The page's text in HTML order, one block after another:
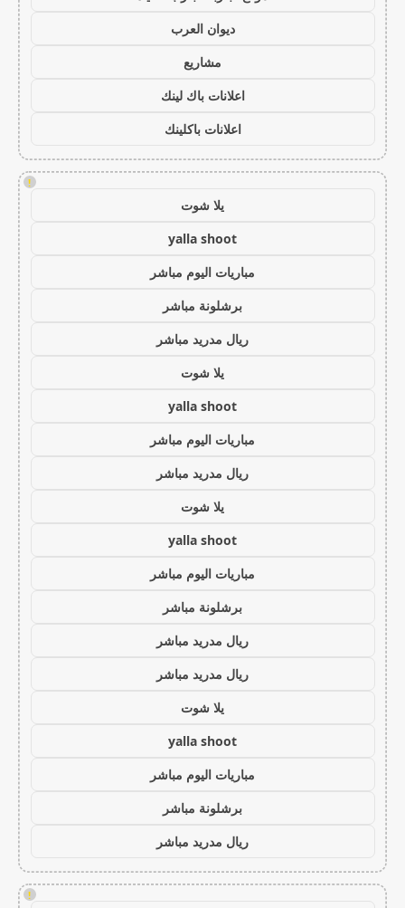
ديوان العرب
مشاريع
اعلانات باك لينك
اعلانات باكلينك
!
يلا شوت
yalla shoot
مباريات اليوم مباشر
برشلونة مباشر
ريال مدريد مباشر
يلا شوت
yalla shoot
مباريات اليوم مباشر
ريال مدريد مباشر
يلا شوت
yalla shoot
مباريات اليوم مباشر
برشلونة مباشر
ريال مدريد مباشر
ريال مدريد مباشر
يلا شوت
yalla shoot
مباريات اليوم مباشر
برشلونة مباشر
ريال مدريد مباشر
!